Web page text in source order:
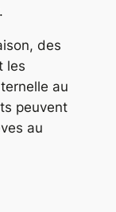
des
les
au
peuvent
au